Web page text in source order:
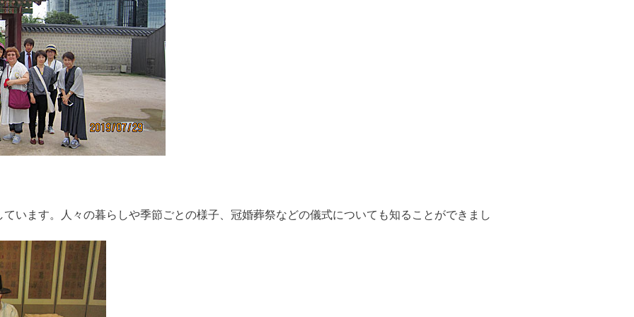
います。人々の暮らしや季節ごとの様子、冠婚葬祭などの儀式についても知ることができまし